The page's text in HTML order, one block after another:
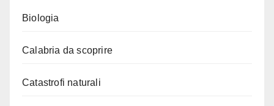
Biologia
Calabria da scoprire
Catastrofi naturali